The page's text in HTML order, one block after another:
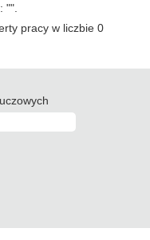
"".
pracy w liczbie 0